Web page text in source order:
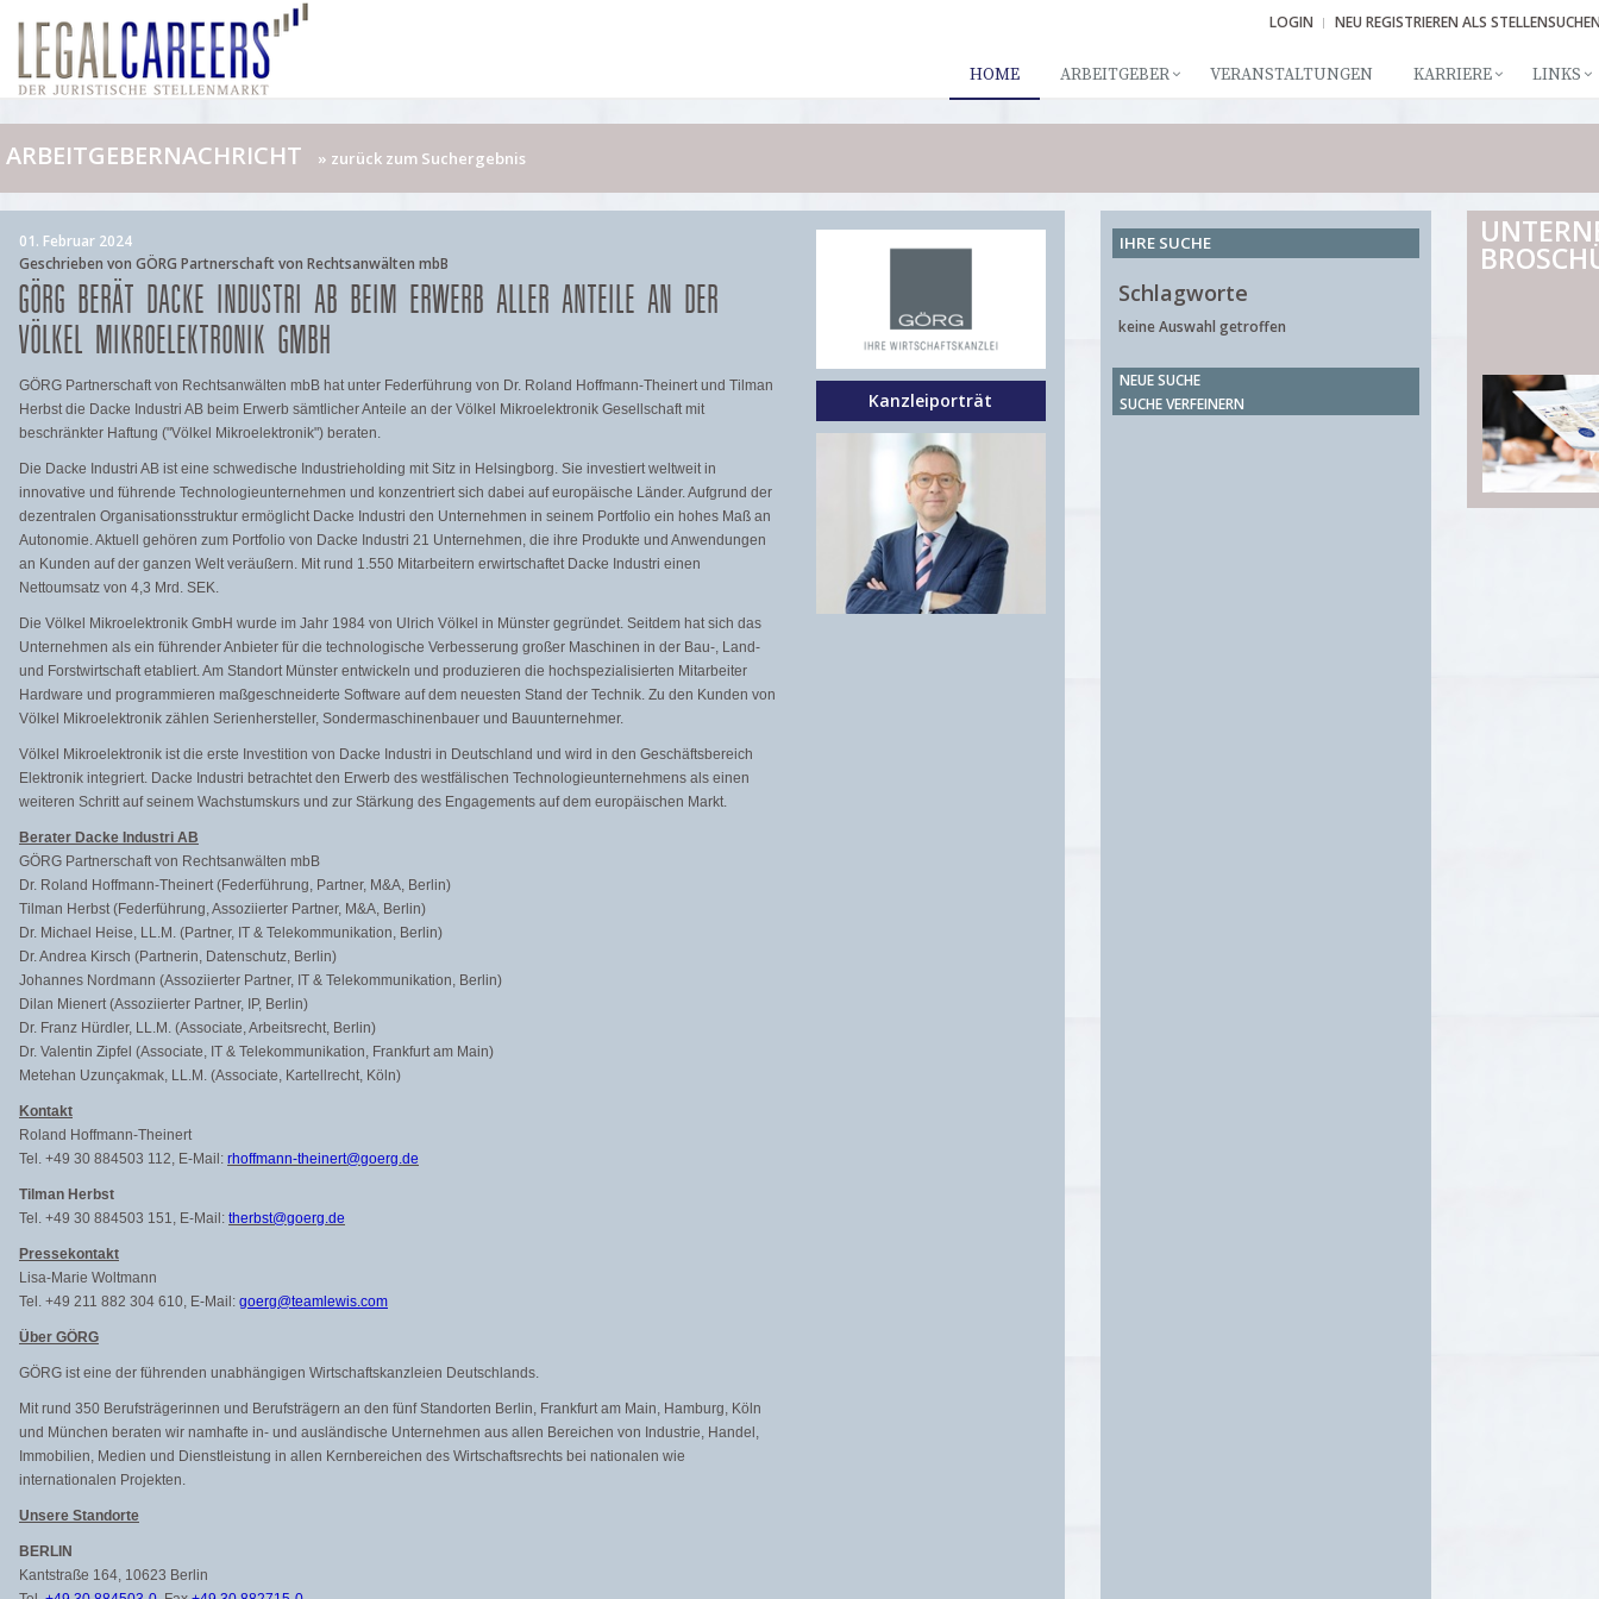
LOGIN NEU REGISTRIEREN ALS
HOME ARBEITGEBER VERANSTALTUNGEN KARRIERE LINKS
ARBEITGEBERNACHRICHT » zurück zum Suchergebnis
01. Februar 2024
Geschrieben von GÖRG Partnerschaft von Rechtsanwälten mbB
GÖRG BERÄT DACKE INDUSTRI AB BEIM ERWERB ALLER ANTEILE AN DER
VÖLKEL MIKROELEKTRONIK GMBH
GÖRG Partnerschaft von Rechtsanwälten mbB hat unter Federführung von Dr. Roland Hoffmann-Theinert und Tilman
Herbst die Dacke Industri AB beim Erwerb sämtlicher Anteile an der Völkel Mikroelektronik Gesellschaft mit
beschränkter Haftung ("Völkel Mikroelektronik") beraten.
Die Dacke Industri AB ist eine schwedische Industrieholding mit Sitz in Helsingborg. Sie investiert weltweit in
innovative und führende Technologieunternehmen und konzentriert sich dabei auf europäische Länder. Aufgrund der
dezentralen Organisationsstruktur ermöglicht Dacke Industri den Unternehmen in seinem Portfolio ein hohes Maß an
Autonomie. Aktuell gehören zum Portfolio von Dacke Industri 21 Unternehmen, die ihre Produkte und Anwendungen
an Kunden auf der ganzen Welt veräußern. Mit rund 1.550 Mitarbeitern erwirtschaftet Dacke Industri einen
Nettoumsatz von 4,3 Mrd. SEK.
Die Völkel Mikroelektronik GmbH wurde im Jahr 1984 von Ulrich Völkel in Münster gegründet. Seitdem hat sich das
Unternehmen als ein führender Anbieter für die technologische Verbesserung großer Maschinen in der Bau-, Land-
und Forstwirtschaft etabliert. Am Standort Münster entwickeln und produzieren die hochspezialisierten Mitarbeiter
Hardware und programmieren maßgeschneiderte Software auf dem neuesten Stand der Technik. Zu den Kunden von
Völkel Mikroelektronik zählen Serienhersteller, Sondermaschinenbauer und Bauunternehmer.
Völkel Mikroelektronik ist die erste Investition von Dacke Industri in Deutschland und wird in den Geschäftsbereich
Elektronik integriert. Dacke Industri betrachtet den Erwerb des westfälischen Technologieunternehmens als einen
weiteren Schritt auf seinem Wachstumskurs und zur Stärkung des Engagements auf dem europäischen Markt.
Berater Dacke Industri AB
GÖRG Partnerschaft von Rechtsanwälten mbB
Dr. Roland Hoffmann-Theinert (Federführung, Partner, M&A, Berlin)
Tilman Herbst (Federführung, Assoziierter Partner, M&A, Berlin)
Dr. Michael Heise, LL.M. (Partner, IT & Telekommunikation, Berlin)
Dr. Andrea Kirsch (Partnerin, Datenschutz, Berlin)
Johannes Nordmann (Assoziierter Partner, IT & Telekommunikation, Berlin)
Dilan Mienert (Assoziierter Partner, IP, Berlin)
Dr. Franz Hürdler, LL.M. (Associate, Arbeitsrecht, Berlin)
Dr. Valentin Zipfel (Associate, IT & Telekommunikation, Frankfurt am Main)
Metehan Uzunçakmak, LL.M. (Associate, Kartellrecht, Köln)
Kontakt
Roland Hoffmann-Theinert
Tel. +49 30 884503 112, E-Mail: rhoffmann-theinert@goerg.de
Tilman Herbst
Tel. +49 30 884503 151, E-Mail: therbst@goerg.de
Pressekontakt
Lisa-Marie Woltmann
Tel. +49 211 882 304 610, E-Mail: goerg@teamlewis.com
Über GÖRG
GÖRG ist eine der führenden unabhängigen Wirtschaftskanzleien Deutschlands.
Mit rund 350 Berufsträgerinnen und Berufsträgern an den fünf Standorten Berlin, Frankfurt am Main, Hamburg, Köln
und München beraten wir namhafte in- und ausländische Unternehmen aus allen Bereichen von Industrie, Handel,
Immobilien, Medien und Dienstleistung in allen Kernbereichen des Wirtschaftsrechts bei nationalen wie
internationalen Projekten.
Unsere Standorte
BERLIN
Kantstraße 164, 10623 Berlin
Kanzleiporträt
IHRE SUCHE
Schlagworte
keine Auswahl getroffen
NEUE SUCHE
SUCHE VERFEINERN